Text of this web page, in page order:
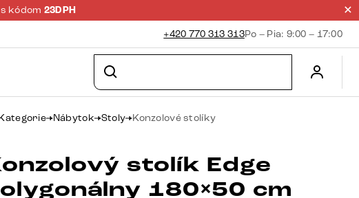
kódom 23DPH
+420 770 313 313Po – Pia: 9:00 – 17:00
Nábytok Stoly Konzolové stolíky
stolík Edge
180×50 cm